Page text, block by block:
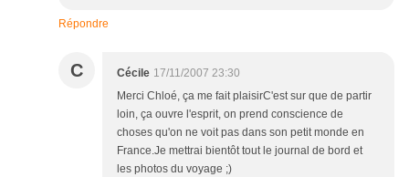
Répondre
C Cécile 17/11/2007 23:30
Merci Chloé, ça me fait plaisirC'est sur que de partir
loin, ça ouvre l'esprit, on prend conscience de
choses qu'on ne voit pas dans son petit monde en
France.Je mettrai bientôt tout le journal de bord et
les photos du voyage ;)